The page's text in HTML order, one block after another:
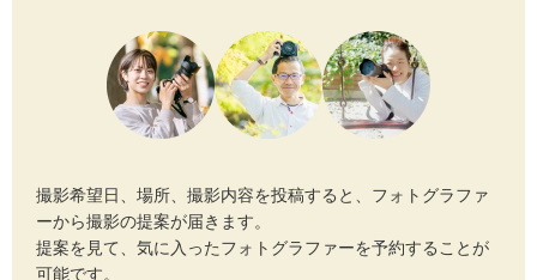
撮影希望日、場所、撮影内容を投稿すると、フォトグラファ
ーから撮影の提案が届きます。
提案を見て、気に入ったフォトグラファーを予約することが
可能です。